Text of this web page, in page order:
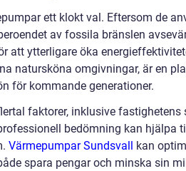
ett klokt val. Eftersom de
av fossila bränslen
att ytterligare öka
natursköna omgivningar, är en
för kommande generationer.
faktorer, inklusive fastighetens
bedömning kan hjälpa
Värmepumpar Sundsvall
kan
spara pengar och minska sin